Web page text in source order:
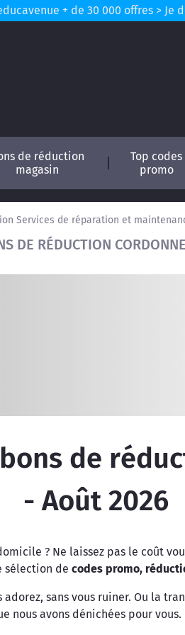
+ de 30 000 offres > Je
de réduction
magasin
Top codes
promo
Services de réparation et
DE RÉDUCTION
de
- Août 2026
? Ne laissez pas le coût
sélection de codes promo,
sans vous ruiner. Ou la
nous avons dénichées pour vous.